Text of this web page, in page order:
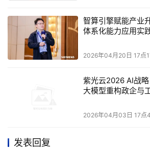
智算引擎赋能产业
体系化能力应用实
2026年04月20日 17点
紫光云2026 AI战
大模型重构政企与
2026年04月03日 17点
发表回复